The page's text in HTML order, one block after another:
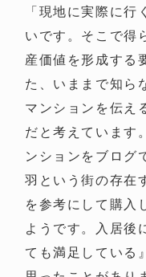
「現地に実際に
いです。そこで得
産価値を形成する
た、いままで知ら
マンションを伝え
だと考えています
ンションをブログ
羽という街の存在
を参考にして購入
ようです。入居後
ても満足している